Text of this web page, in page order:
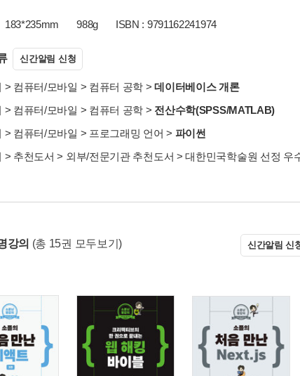
183*235mm 988g ISBN : 9791162241974
신간알림 신청
> 컴퓨터/모바일 > 컴퓨터 공학 >데이터베이스 개론
> 컴퓨터/모바일 > 컴퓨터 공학 > 전산수학(SPSS/MATLAB)
> 컴퓨터/모바일 > 프로그래밍 언어 > 파이썬
> 추천도서 > 외부/전문기관 추천도서 >대한민국학술원 선정 우
강의 (총 15권 모두보기) 신간알림 신